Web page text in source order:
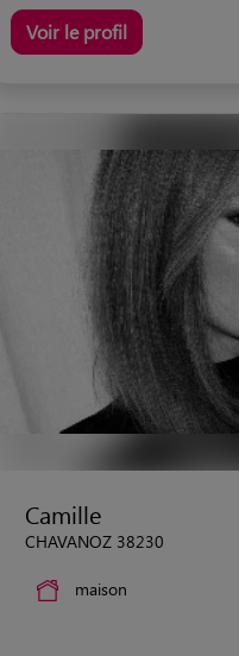
Voir le profil
Camille
CHAVANOZ 38230
maison